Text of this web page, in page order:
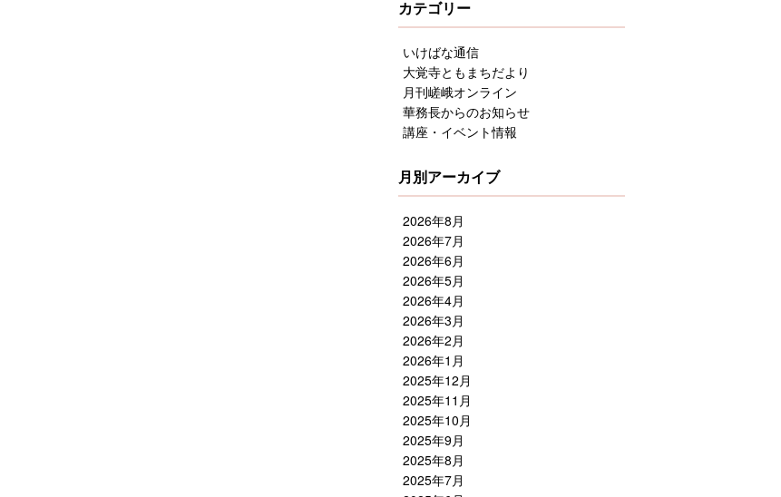
カテゴリー
いけばな通信
大覚寺ともまちだより
月刊嵯峨オンライン
華務長からのお知らせ
講座・イベント情報
月別アーカイブ
2026年8月
2026年7月
2026年6月
2026年5月
2026年4月
2026年3月
2026年2月
2026年1月
2025年12月
2025年11月
2025年10月
2025年9月
2025年8月
2025年7月